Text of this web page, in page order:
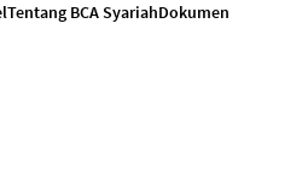
Tentang BCA SyariahDokumen